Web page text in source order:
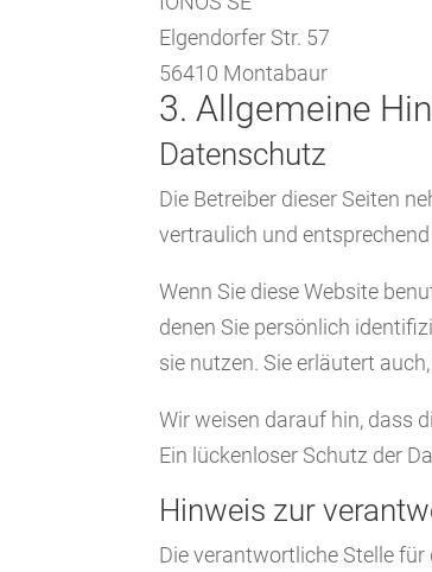
Elgendorfer Str. 57
56410 Montabaur
3. Allgemeine
Datenschutz
Die Betreiber dieser Seiten
vertraulich und
Wenn Sie diese Website
denen Sie persönlich
sie nutzen. Sie erläutert
Wir weisen darauf hin, dass
Ein lückenloser Schutz der
Hinweis zur
Die verantwortliche Stelle